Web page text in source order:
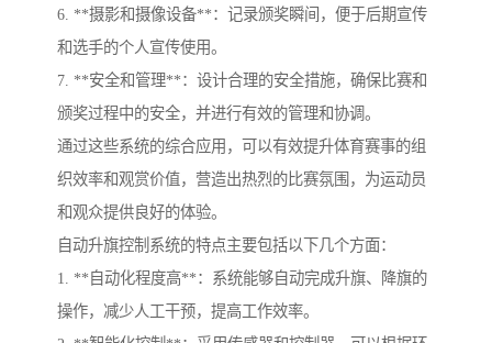
6. **摄影和摄像设备**：记录颁奖瞬间，便于后期宣传
和选手的个人宣传使用。
7. **安全和管理**：设计合理的安全措施，确保比赛和
颁奖过程中的安全，并进行有效的管理和协调。
通过这些系统的综合应用，可以有效提升体育赛事的组
织效率和观赏价值，营造出热烈的比赛氛围，为运动员
和观众提供良好的体验。
自动升旗控制系统的特点主要包括以下几个方面：
1. **自动化程度高**：系统能够自动完成升旗、降旗的
操作，减少人工干预，提高工作效率。